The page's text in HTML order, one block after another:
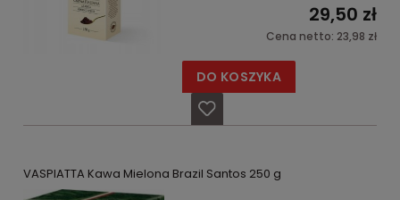
29,50 zł
Cena netto: 23,98 zł
DO KOSZYKA
VASPIATTA Kawa Mielona Brazil Santos 250 g